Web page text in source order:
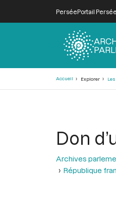
PerséePortail Persée
Accueil Explorer
Don
Archives
République